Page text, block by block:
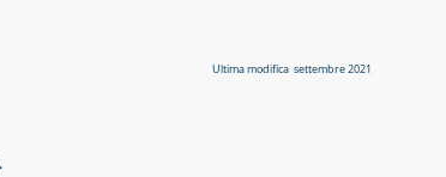
Ultima modifica settembre 2021